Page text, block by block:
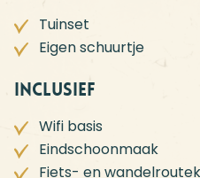
Tuinset
Eigen schuurtje
Inclusief
Wifi basis
Eindschoonmaak
Fiets- en